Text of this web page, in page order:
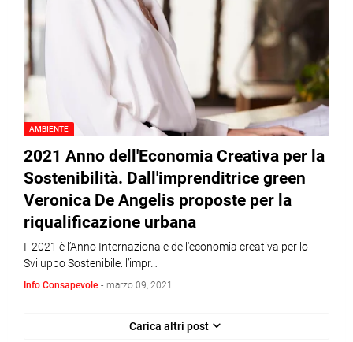
AMBIENTE
2021 Anno dell'Economia Creativa per la
Sostenibilità. Dall'imprenditrice green
Veronica De Angelis proposte per la
riqualificazione urbana
Il 2021 è l’Anno Internazionale dell'economia creativa per lo
Sviluppo Sostenibile: l’impr…
Info Consapevole - marzo 09, 2021
Carica altri post